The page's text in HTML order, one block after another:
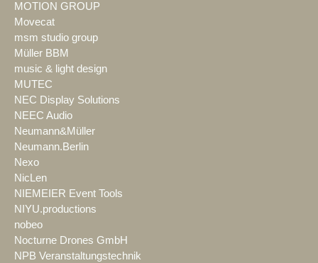
MOTION GROUP
Movecat
msm studio group
Müller BBM
music & light design
MUTEC
NEC Display Solutions
NEEC Audio
Neumann&Müller
Neumann.Berlin
Nexo
NicLen
NIEMEIER Event Tools
NIYU.productions
nobeo
Nocturne Drones GmbH
NPB Veranstaltungstechnik